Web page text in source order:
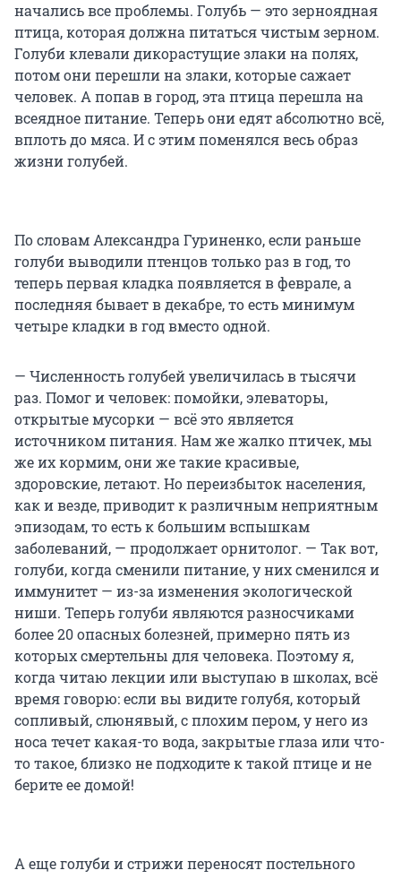
начались все проблемы. Голубь — это зерноядная
птица, которая должна питаться чистым зерном.
Голуби клевали дикорастущие злаки на полях,
потом они перешли на злаки, которые сажает
человек. А попав в город, эта птица перешла на
всеядное питание. Теперь они едят абсолютно всё,
вплоть до мяса. И с этим поменялся весь образ
жизни голубей.
По словам Александра Гуриненко, если раньше
голуби выводили птенцов только раз в год, то
теперь первая кладка появляется в феврале, а
последняя бывает в декабре, то есть минимум
четыре кладки в год вместо одной.
— Численность голубей увеличилась в тысячи
раз. Помог и человек: помойки, элеваторы,
открытые мусорки — всё это является
источником питания. Нам же жалко птичек, мы
же их кормим, они же такие красивые,
здоровские, летают. Но переизбыток населения,
как и везде, приводит к различным неприятным
эпизодам, то есть к большим вспышкам
заболеваний, — продолжает орнитолог. — Так вот,
голуби, когда сменили питание, у них сменился и
иммунитет — из-за изменения экологической
ниши. Теперь голуби являются разносчиками
более 20 опасных болезней, примерно пять из
которых смертельны для человека. Поэтому я,
когда читаю лекции или выступаю в школах, всё
время говорю: если вы видите голубя, который
сопливый, слюнявый, с плохим пером, у него из
носа течет какая-то вода, закрытые глаза или что-
то такое, близко не подходите к такой птице и не
берите ее домой!
А еще голуби и стрижи переносят постельного